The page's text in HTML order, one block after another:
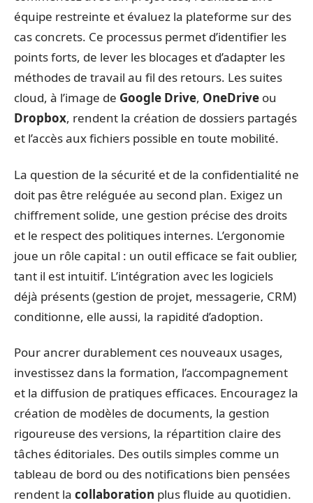
équipe restreinte et évaluez la plateforme sur des
cas concrets. Ce processus permet d’identifier les
points forts, de lever les blocages et d’adapter les
méthodes de travail au fil des retours. Les suites
cloud, à l’image de Google Drive, OneDrive ou
Dropbox, rendent la création de dossiers partagés
et l’accès aux fichiers possible en toute mobilité.
La question de la sécurité et de la confidentialité ne
doit pas être reléguée au second plan. Exigez un
chiffrement solide, une gestion précise des droits
et le respect des politiques internes. L’ergonomie
joue un rôle capital : un outil efficace se fait oublier,
tant il est intuitif. L’intégration avec les logiciels
déjà présents (gestion de projet, messagerie, CRM)
conditionne, elle aussi, la rapidité d’adoption.
Pour ancrer durablement ces nouveaux usages,
investissez dans la formation, l’accompagnement
et la diffusion de pratiques efficaces. Encouragez la
création de modèles de documents, la gestion
rigoureuse des versions, la répartition claire des
tâches éditoriales. Des outils simples comme un
tableau de bord ou des notifications bien pensées
rendent la collaboration plus fluide au quotidien.